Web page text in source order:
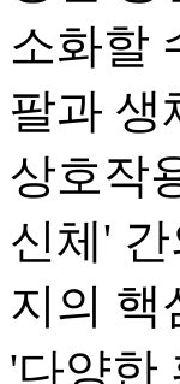
소화할
팔과 생
상호작
신체'
지의 핵
'다양한